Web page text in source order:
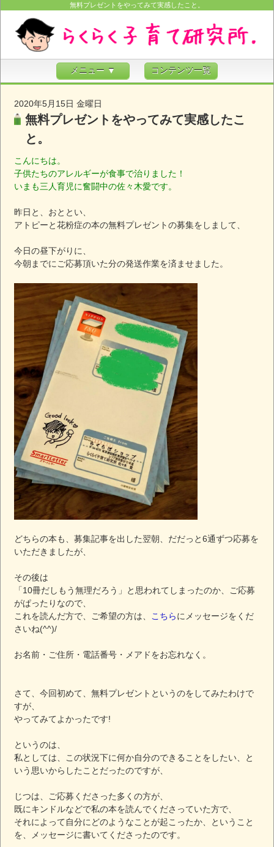
無料プレゼントをやってみて実感したこと。
メニュー ▼ コンテンツ一覧
2020年5月15日 金曜日
無料プレゼントをやってみて実感したこ
と。
こんにちは。
子供たちのアレルギーが食事で治りました！
いまも三人育児に奮闘中の佐々木愛です。
昨日と、おととい、
アトピーと花粉症の本の無料プレゼントの募集をしまして、
今日の昼下がりに、
今朝までにご応募頂いた分の発送作業を済ませました。
どちらの本も、募集記事を出した翌朝、だだっと6通ずつ応募を
いただきましたが、
その後は
「10冊だしもう無理だろう」と思われてしまったのか、ご応募
がぱったりなので、
これを読んだ方で、ご希望の方は、
こちらにメッセージをくだ
さいね(^^)/
お名前・ご住所・電話番号・メアドをお忘れなく。
さて、今回初めて、無料プレゼントというのをしてみたわけで
すが、
やってみてよかったです!
というのは、
私としては、この状況下に何か自分のできることをしたい、と
いう思いからしたことだったのですが、
じつは、ご応募くださった多くの方が、
既にキンドルなどで私の本を読んでくださっていた方で、
それによって自分にどのようなことが起こったか、ということ
を、メッセージに書いてくださったのです。